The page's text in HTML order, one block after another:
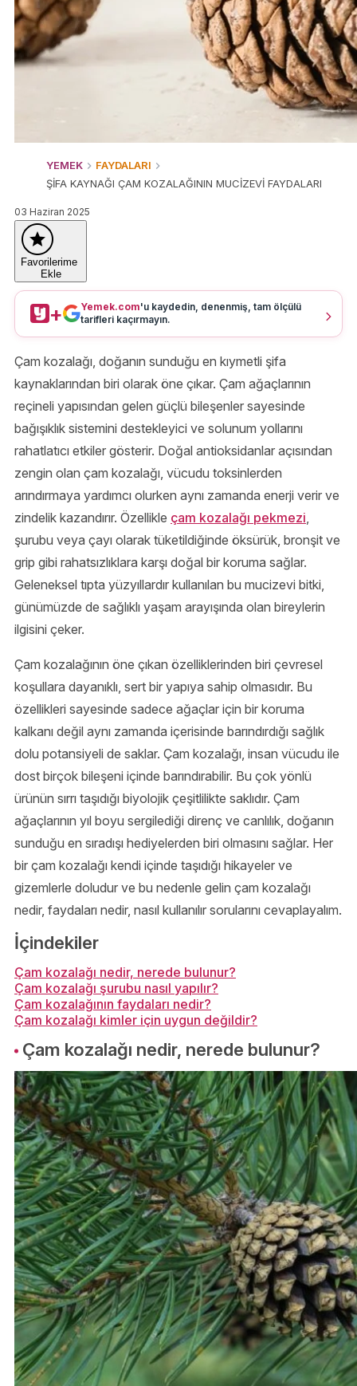
YEMEK
FAYDALARI
ŞİFA KAYNAĞI ÇAM KOZALAĞININ MUCİZEVİ FAYDALARI
03 Haziran 2025
Favorilerime
Ekle
+ Yemek.com'u kaydedin, denenmiş, tam ölçülü
tarifleri kaçırmayın.
Çam kozalağı, doğanın sunduğu en kıymetli şifa
kaynaklarından biri olarak öne çıkar. Çam ağaçlarının
reçineli yapısından gelen güçlü bileşenler sayesinde
bağışıklık sistemini destekleyici ve solunum yollarını
rahatlatıcı etkiler gösterir. Doğal antioksidanlar açısından
zengin olan çam kozalağı, vücudu toksinlerden
arındırmaya yardımcı olurken aynı zamanda enerji verir ve
zindelik kazandırır. Özellikle çam kozalağı pekmezi,
şurubu veya çayı olarak tüketildiğinde öksürük, bronşit ve
grip gibi rahatsızlıklara karşı doğal bir koruma sağlar.
Geleneksel tıpta yüzyıllardır kullanılan bu mucizevi bitki,
günümüzde de sağlıklı yaşam arayışında olan bireylerin
ilgisini çeker.
Çam kozalağının öne çıkan özelliklerinden biri çevresel
koşullara dayanıklı, sert bir yapıya sahip olmasıdır. Bu
özellikleri sayesinde sadece ağaçlar için bir koruma
kalkanı değil aynı zamanda içerisinde barındırdığı sağlık
dolu potansiyeli de saklar. Çam kozalağı, insan vücudu ile
dost birçok bileşeni içinde barındırabilir. Bu çok yönlü
ürünün sırrı taşıdığı biyolojik çeşitlilikte saklıdır. Çam
ağaçlarının yıl boyu sergilediği direnç ve canlılık, doğanın
sunduğu en sıradışı hediyelerden biri olmasını sağlar. Her
bir çam kozalağı kendi içinde taşıdığı hikayeler ve
gizemlerle doludur ve bu nedenle gelin çam kozalağı
nedir, faydaları nedir, nasıl kullanılır sorularını cevaplayalım.
İçindekiler
Çam kozalağı nedir, nerede bulunur?
Çam kozalağı şurubu nasıl yapılır?
Çam kozalağının faydaları nedir?
Çam kozalağı kimler için uygun değildir?
Çam kozalağı nedir, nerede bulunur?